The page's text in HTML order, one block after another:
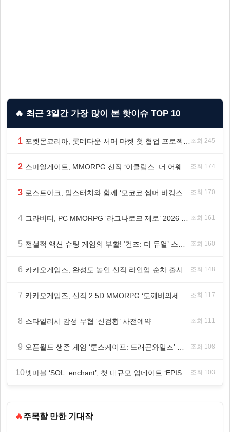
🔥 최근 3일간 가장 많이 본 핫이슈 TOP 10
1 조회 245
2 조회 174
3 조회 170
4 조회 161
5 조회 160
6 조회 148
7 조회 117
8 스타일리시 감성 무협 ‘신검황’ 사전예약 조회 111
9 조회 108
10 조회 103
🔥주목할 만한 기대작